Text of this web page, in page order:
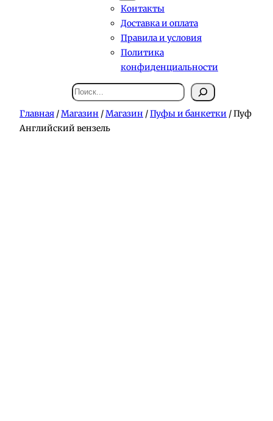
Контакты
Доставка и оплата
Правила и условия
Политика
конфиденциальности
Поиск
Главная /Магазин /Магазин /Пуфы и банкетки / Пуф
Английский вензель